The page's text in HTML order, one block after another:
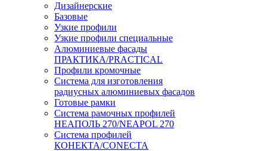
Дизайнерские
Базовые
Узкие профили
Узкие профили специальные
Алюминиевые фасады
ПРАКТИКА/PRACTICAL
Профили кромочные
Система для изготовления
радиусных алюминиевых фасадов
Готовые рамки
Система рамочных профилей
НЕАПОЛЬ 270/NEAPOL 270
Система профилей
КОНЕКТА/CONECTA